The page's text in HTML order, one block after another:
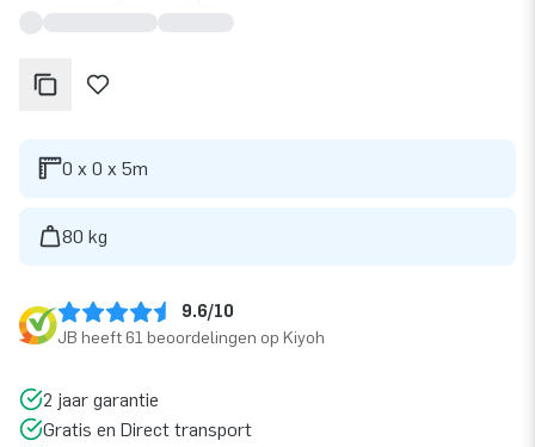
0 x 0 x 5m
80 kg
9.6/10
JB heeft 61 beoordelingen op Kiyoh
2 jaar garantie
Gratis en Direct transport